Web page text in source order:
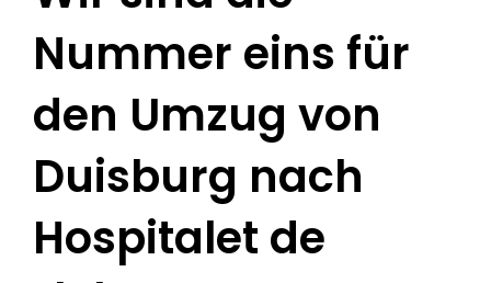
Nummer eins für
den Umzug von
Duisburg nach
Hospitalet de